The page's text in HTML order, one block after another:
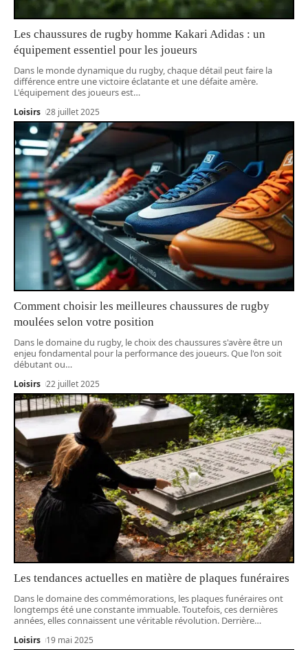
Les chaussures de rugby homme Kakari Adidas : un
équipement essentiel pour les joueurs
Dans le monde dynamique du rugby, chaque détail peut faire la
différence entre une victoire éclatante et une défaite amère.
L'équipement des joueurs est…
Loisirs 28 juillet 2025
Comment choisir les meilleures chaussures de rugby
moulées selon votre position
Dans le domaine du rugby, le choix des chaussures s'avère être un
enjeu fondamental pour la performance des joueurs. Que l'on soit
débutant ou…
Loisirs 22 juillet 2025
Les tendances actuelles en matière de plaques funéraires
Dans le domaine des commémorations, les plaques funéraires ont
longtemps été une constante immuable. Toutefois, ces dernières
années, elles connaissent une véritable révolution. Derrière…
Loisirs 19 mai 2025